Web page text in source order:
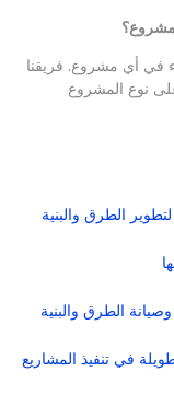
في أي مشروع. فريقنا
نوع المشروع
الطرق والبنية
الطرق والبنية
في تنفيذ المشاريع